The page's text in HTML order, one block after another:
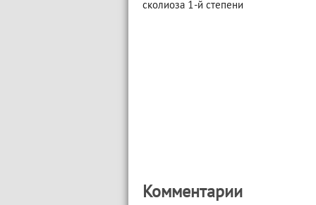
сколиоза 1-й степени
Комментарии